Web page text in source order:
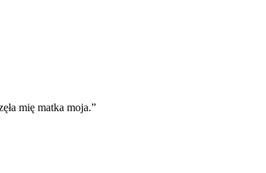
mię matka moja.”